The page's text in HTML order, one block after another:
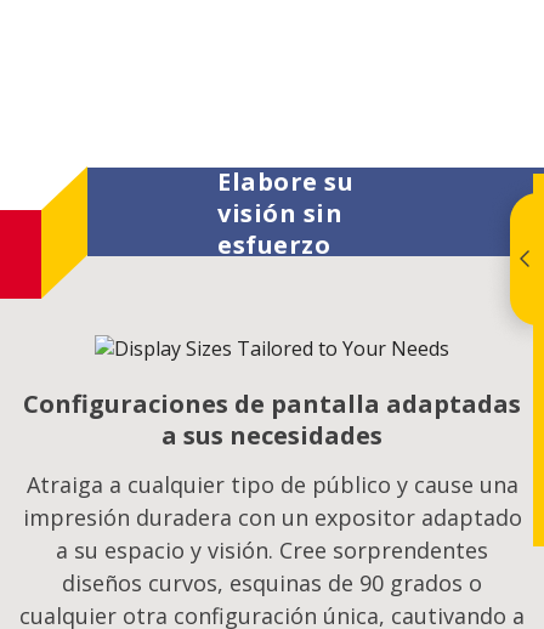
Elabore su
visión sin
esfuerzo
Configuraciones de pantalla adaptadas
a sus necesidades
Atraiga a cualquier tipo de público y cause una
impresión duradera con un expositor adaptado
a su espacio y visión. Cree sorprendentes
diseños curvos, esquinas de 90 grados o
cualquier otra configuración única, cautivando a